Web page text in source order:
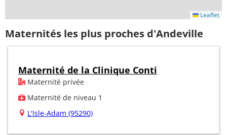
Leaflet
Maternités les plus proches d'Andeville
Maternité de la Clinique Conti
Maternité privée
Maternité de niveau 1
L'Isle-Adam (95290)